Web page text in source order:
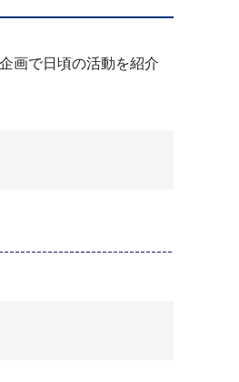
画で日頃の活動を紹介